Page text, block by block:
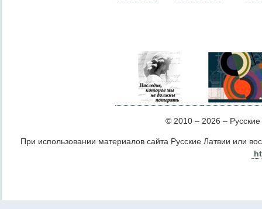
© 2010 – 2026 –
При использовании материалов сайта Русские Латвии или